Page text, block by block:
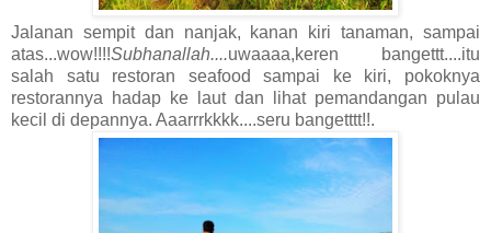
Jalanan sempit dan nanjak, kanan kiri tanaman, sampai
atas...wow!!!!Subhanallah....uwaaaa,keren bangettt....itu
salah satu restoran seafood sampai ke kiri, pokoknya
restorannya hadap ke laut dan lihat pemandangan pulau
kecil di depannya. Aaarrrkkkk....seru bangetttt!!.